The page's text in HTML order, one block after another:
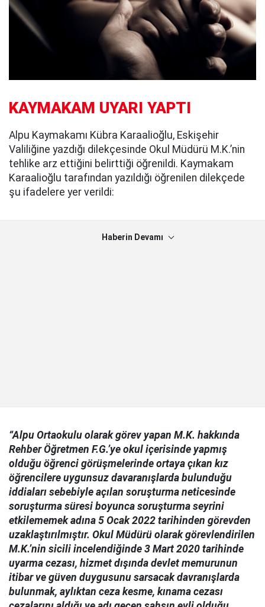
KAYMAKAM UYARI YAPTI
Alpu Kaymakamı Kübra Karaalioğlu, Eskişehir
Valiliğine yazdığı dilekçesinde Okul Müdürü M.K.’nin
tehlike arz ettiğini belirttiği öğrenildi. Kaymakam
Karaalioğlu tarafından yazıldığı öğrenilen dilekçede
şu ifadelere yer verildi:
Haberin Devamı
“Alpu Ortaokulu olarak görev yapan M.K. hakkında
Rehber Öğretmen F.G.’ye okul içerisinde yapmış
olduğu öğrenci görüşmelerinde ortaya çıkan kız
öğrencilere uygunsuz davaranışlarda bulunduğu
iddiaları sebebiyle açılan soruşturma neticesinde
soruşturma süresi boyunca soruşturma seyrini
etkilememek adına 5 Ocak 2022 tarihinden görevden
uzaklaştırılmıştır. Okul Müdürü olarak görevlendirilen
M.K.’nin sicili incelendiğinde 3 Mart 2020 tarihinde
uyarma cezası, hizmet dışında devlet memurunun
itibar ve güven duygusunu sarsacak davranışlarda
bulunmak, aylıktan ceza kesme, kınama cezası